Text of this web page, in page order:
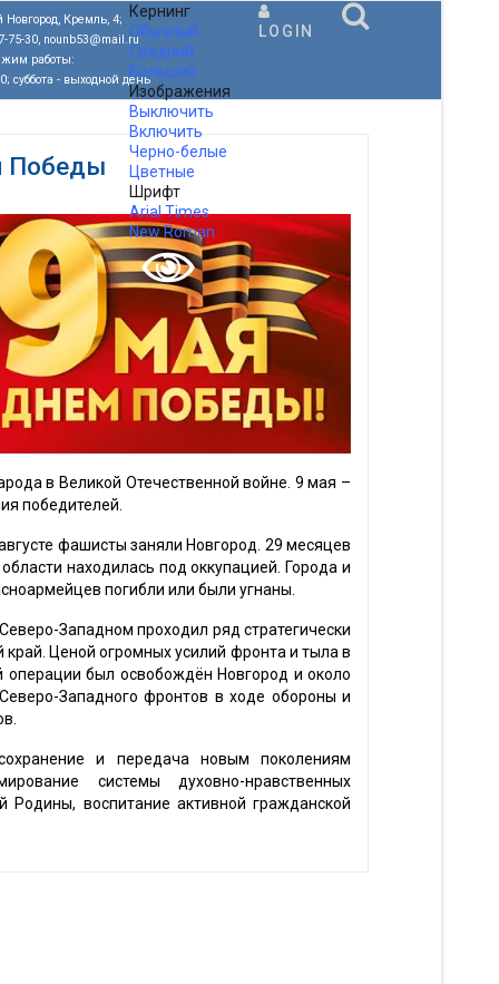
Новгород, Кремль, 4;
75-30, nounb53@mail.ru
работы:
суббота - выходной день
Кернинг
Обычный
Средний
Большой
Изображения
Выключить
Включить
Черно-белые
Цветные
Шрифт
ArialTimes
New Roman
.
LOGIN
Победы
в Великой Отечественной войне. 9 мая –
победителей.
фашисты заняли Новгород. 29 месяцев
находилась под оккупацией. Города и
погибли или были угнаны.
Западном проходил ряд стратегически
Ценой огромных усилий фронта и тыла в
был освобождён Новгород и около
Западного фронтов в ходе обороны и
и передача новым поколениям
системы духовно-нравственных
воспитание активной гражданской